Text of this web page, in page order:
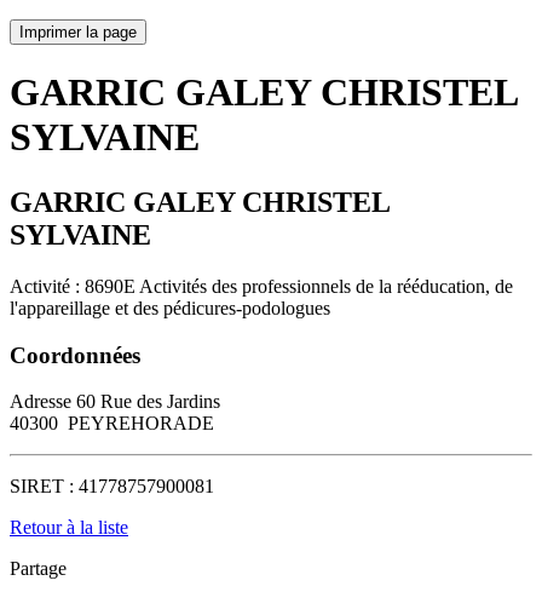
Imprimer la page
GARRIC GALEY CHRISTEL
SYLVAINE
GARRIC GALEY CHRISTEL
SYLVAINE
Activité : 8690E Activités des professionnels de la rééducation, de
l'appareillage et des pédicures-podologues
Coordonnées
Adresse 60 Rue des Jardins
40300 PEYREHORADE
SIRET : 41778757900081
Retour à la liste
Partage